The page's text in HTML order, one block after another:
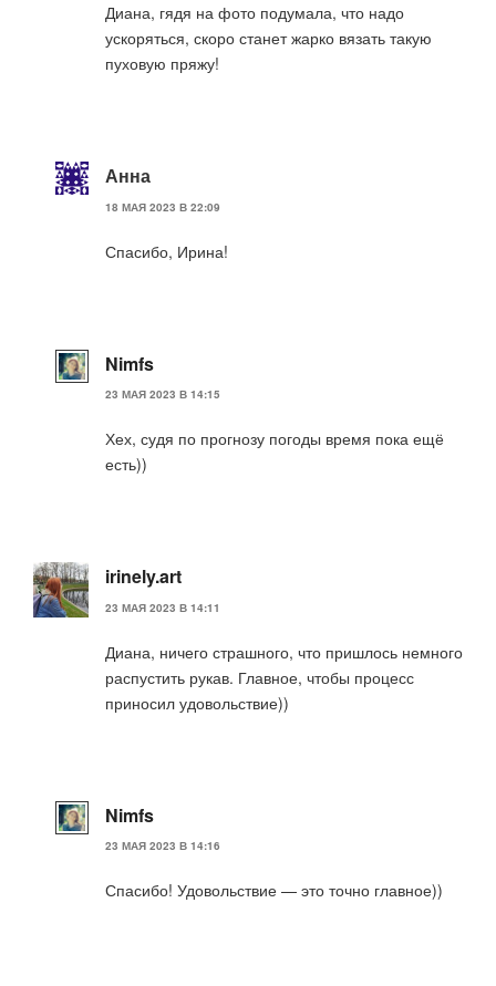
Диана, гядя на фото подумала, что надо
ускоряться, скоро станет жарко вязать такую
пуховую пряжу!
Анна
18 МАЯ 2023 В 22:09
Спасибо, Ирина!
Nimfs
23 МАЯ 2023 В 14:15
Хех, судя по прогнозу погоды время пока ещё
есть))
irinely.art
23 МАЯ 2023 В 14:11
Диана, ничего страшного, что пришлось немного
распустить рукав. Главное, чтобы процесс
приносил удовольствие))
Nimfs
23 МАЯ 2023 В 14:16
Спасибо! Удовольствие — это точно главное))